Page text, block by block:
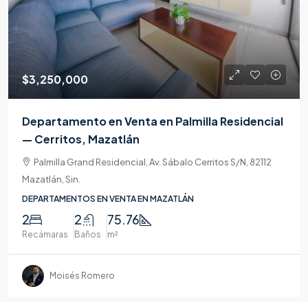
$3,250,000
Departamento en Venta en Palmilla Residencial
— Cerritos, Mazatlán
Palmilla Grand Residencial, Av. Sábalo Cerritos S/N, 82112
Mazatlán, Sin.
DEPARTAMENTOS EN VENTA EN MAZATLÁN
2
Recámaras
2
Baños
75.76
m²
Moisés Romero